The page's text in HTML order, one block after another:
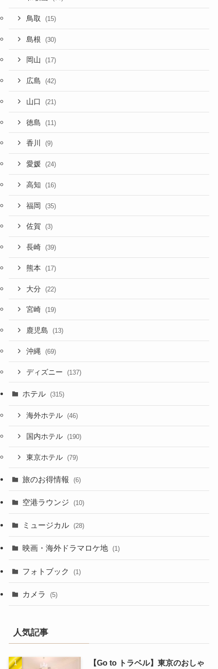
鳥取 (15)
島根 (30)
岡山 (17)
広島 (42)
山口 (21)
徳島 (11)
香川 (9)
愛媛 (24)
高知 (16)
福岡 (35)
佐賀 (3)
長崎 (39)
熊本 (17)
大分 (22)
宮崎 (19)
鹿児島 (13)
沖縄 (69)
ディズニー (137)
ホテル (315)
海外ホテル (46)
国内ホテル (190)
東京ホテル (79)
旅のお得情報 (6)
空港ラウンジ (10)
ミュージカル (28)
映画・海外ドラマロケ地 (1)
フォトブック (1)
カメラ (5)
人気記事
【Go to トラベル】東京のおしゃ